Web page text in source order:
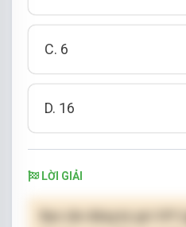
C. 6
D. 16
LỜI GIẢI